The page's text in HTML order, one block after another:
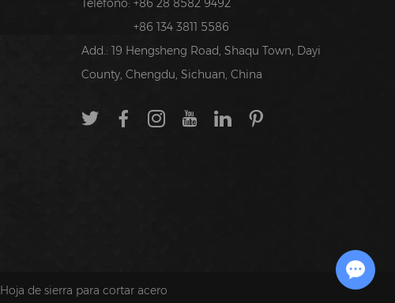
Teléfono: +86 28 8582 9492
+86 134 3811 5586
Add.: 19 Hengsheng Road, Shaqu Town, Dayi
County, Chengdu, Sichuan, China
Hoja de sierra para cortar acero
Chat with Us